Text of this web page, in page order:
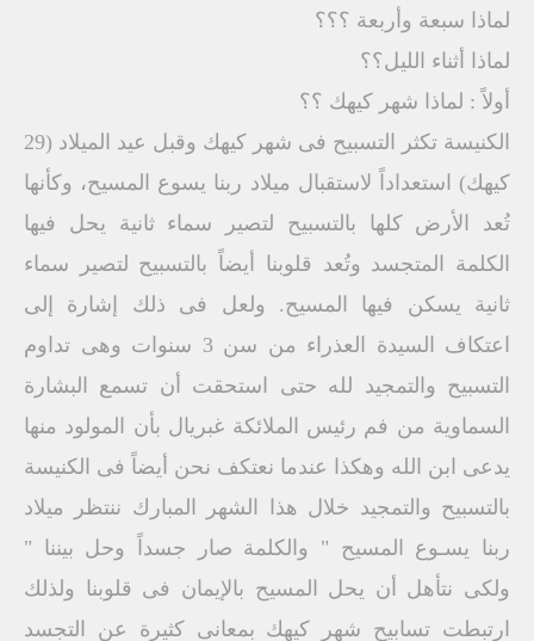
لماذا سبعة وأربعة ؟؟؟
لماذا أثناء الليل؟؟
أولاً : لماذا شهر كيهك ؟؟
الكنيسة تكثر التسبيح فى شهر كيهك وقبل عيد الميلاد (29
كيهك) استعداداً لاستقبال ميلاد ربنا يسوع المسيح، وكأنها
تُعد الأرض كلها بالتسبيح لتصير سماء ثانية يحل فيها
الكلمة المتجسد وتُعد قلوبنا أيضاً بالتسبيح لتصير سماء
ثانية يسكن فيها المسيح. ولعل فى ذلك إشارة إلى
اعتكاف السيدة العذراء من سن 3 سنوات وهى تداوم
التسبيح والتمجيد لله حتى استحقت أن تسمع البشارة
السماوية من فم رئيس الملائكة غبريال بأن المولود منها
يدعى ابن الله وهكذا عندما نعتكف نحن أيضاً فى الكنيسة
بالتسبيح والتمجيد خلال هذا الشهر المبارك ننتظر ميلاد
ربنا يسـوع المسيح " والكلمة صار جسداً وحل بيننا "
ولكى نتأهل أن يحل المسيح بالإيمان فى قلوبنا ولذلك
ارتبطت تسابيح شهر كيهك بمعانى كثيرة عن التجسد